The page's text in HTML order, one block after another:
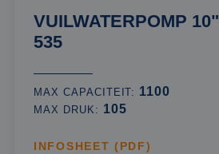
VUILWATERPOMP 10"
535
MAX CAPACITEIT: 1100
MAX DRUK: 105
INFOSHEET (PDF)